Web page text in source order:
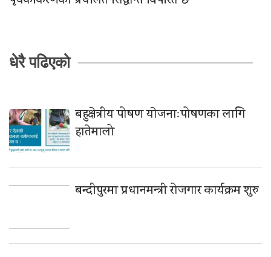
धेरै पढिएको
बहुक्षेत्रीय पोषण याेजनाःपोषणका लागि
हातेमालो
बन्दीपुरमा प्रधानमन्त्री रोजगार कार्यक्रम शुरु